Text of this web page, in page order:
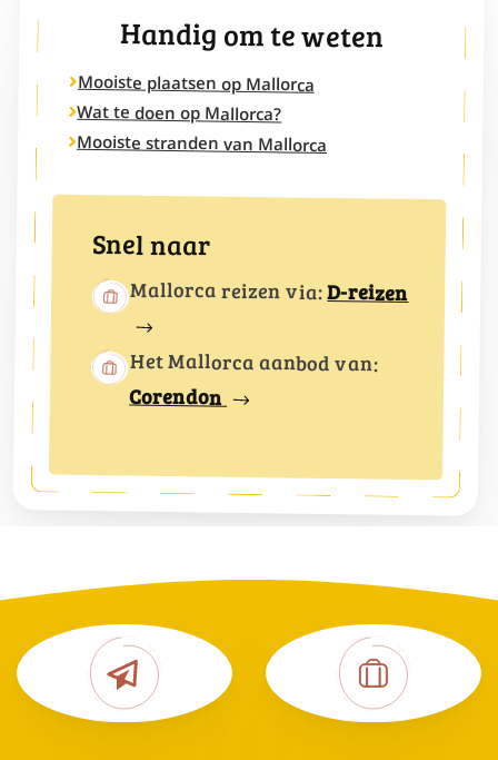
menu
Blogs Handig om te weten
Mooiste plaatsen op Mallorca
Wat te doen op Mallorca?
Mooiste stranden van Mallorca
Snel naar
Mallorca reizen via:D-reizen
Het Mallorca aanbod van:
Corendon